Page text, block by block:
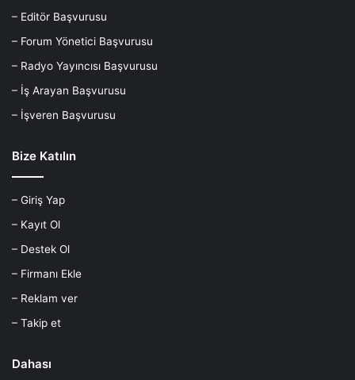
– Editör Başvurusu
– Forum Yönetici Başvurusu
– Radyo Yayıncısı Başvurusu
– İş Arayan Başvurusu
– İşveren Başvurusu
Bize Katılın
– Giriş Yap
– Kayıt Ol
– Destek Ol
– Firmanı Ekle
– Reklam ver
– Takip et
Dahası